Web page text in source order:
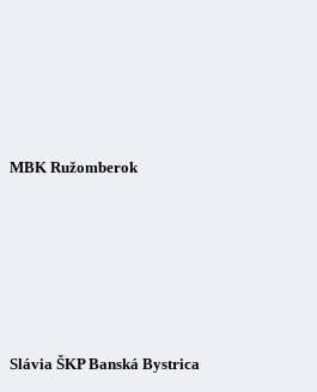
MBK Ružomberok
Slávia ŠKP Banská Bystrica